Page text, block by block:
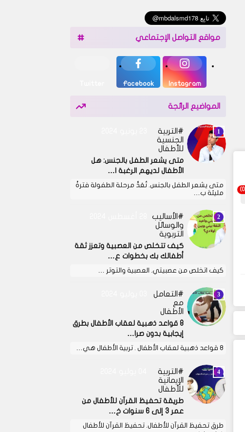
مواقع التواصل الإجتماعي
Instagram
Facebook
المواضيع الرائجة
التربية
الجنسية
للأطفال
متى يشعر الطفل بالجنس: هل
الأطفال لديهم الرغبة ا…
متى يشعر الطفل بالجنس. تُعَدُّ مرحلة الطفولة فترةً
مليئة ب…
الأساليب
والوسائل
التربوية
كيف تتخلص من العصبية وتعزز ثقة
أطفالك بك بخطوات ع…
كيف اتخلص من عصبيتي. العصبية والتوتر …
التعامل
مع
الأطفال
8 قواعد ذهبية لعقاب الأطفال بطرق
إيجابية بدون صرا…
8 قواعد ذهبية لعقاب الأطفال . تربية الأطفال هي…
التربية
الإيمانية
للأطفال
طريقة تحفيظ القرآن للأطفال من
عمر 3 إلى 6 سنوات خ…
طرق تحفيظ القرآن للأطفال. تحفيظ القرآن للأطفال